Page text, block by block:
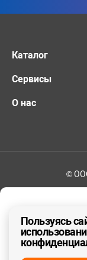
ДА, ВЕРНО
Каталог
Сервисы
О нас
©
Пользуясь